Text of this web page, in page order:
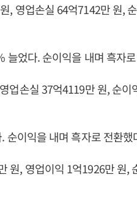
, 영업손실 64억7142만 원,
었다. 순이익을 내며 흑자
업손실 37억4119만 원, 순이
순이익을 내며 흑자로 전환했
원, 영업이익 1억1926만 원,